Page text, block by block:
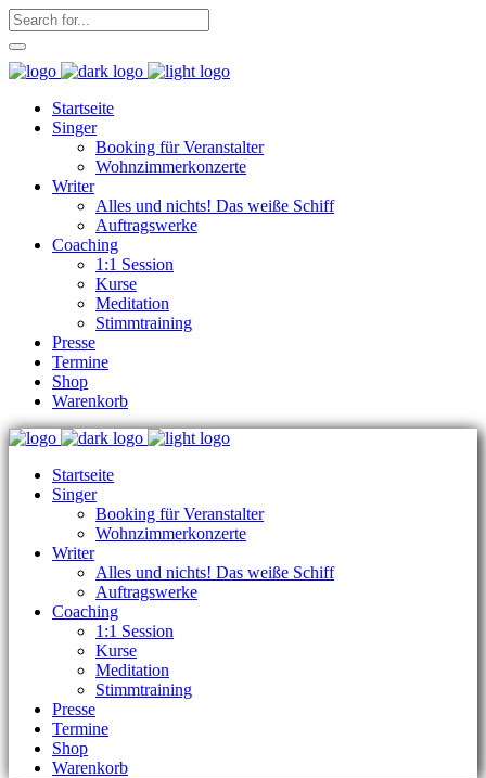
Startseite
Singer
Booking für Veranstalter
Wohnzimmerkonzerte
Writer
Alles und nichts! Das weiße Schiff
Auftragswerke
Coaching
1:1 Session
Kurse
Meditation
Stimmtraining
Presse
Termine
Shop
Warenkorb
Startseite
Singer
Booking für Veranstalter
Wohnzimmerkonzerte
Writer
Alles und nichts! Das weiße Schiff
Auftragswerke
Coaching
1:1 Session
Kurse
Meditation
Stimmtraining
Presse
Termine
Shop
Warenkorb